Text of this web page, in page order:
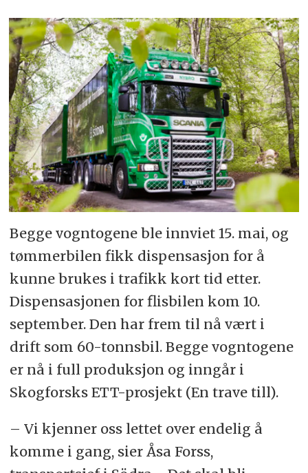
Begge vogntogene ble innviet 15. mai, og
tømmerbilen fikk dispensasjon for å
kunne brukes i trafikk kort tid etter.
Dispensasjonen for flisbilen kom 10.
september. Den har frem til nå vært i
drift som 60-tonnsbil. Begge vogntogene
er nå i full produksjon og inngår i
Skogforsks ETT-prosjekt (En trave till).
– Vi kjenner oss lettet over endelig å
komme i gang, sier Åsa Forss,